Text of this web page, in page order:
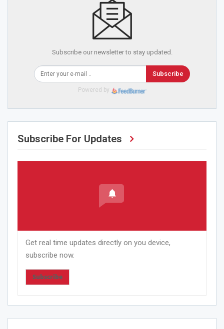
Subscribe our newsletter to stay updated.
Subscribe
Powered by
Subscribe For Updates
Get real time updates directly on you device,
subscribe now.
Subscribe